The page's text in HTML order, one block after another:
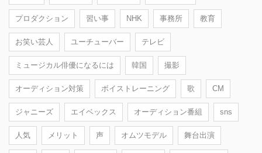
プロダクション 習い事 NHK 事務所 教育
お笑い芸人 ユーチューバー テレビ
ミュージカル俳優になるには 韓国 撮影
オーディション対策 ボイストレーニング 歌 CM
ジャニーズ エイベックス オーディション番組 sns
人気 メリット 声 オムツモデル 舞台出演